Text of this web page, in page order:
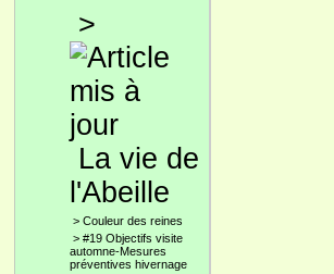
>
La vie de
l'Abeille
> Couleur des reines
> #19 Objectifs visite
automne-Mesures
préventives hivernage